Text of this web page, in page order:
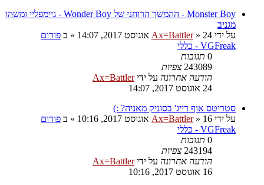
Monster Boy - ההמשך הרוחני של Wonder Boy - גיימפליי ומשהו
מגניב
על ידי
Ax=Battler» 24 אוגוסט 2017, 14:07 » ב פורום
VGFreak - כללי
0 תגובות
243089 צפיות
הודעה אחרונה על ידיAx=Battler
24 אוגוסט 2017, 14:07
סטריטס אוף רייג' בסוניק מאניה? :)
על ידי
Ax=Battler» 16 אוגוסט 2017, 10:16 » ב פורום
VGFreak - כללי
0 תגובות
243194 צפיות
הודעה אחרונה על ידיAx=Battler
16 אוגוסט 2017, 10:16